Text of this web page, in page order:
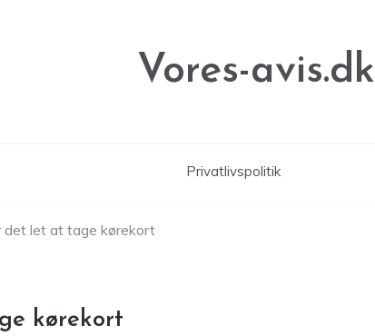
Vores-avis.dk
Privatlivspolitik
det let at tage kørekort
kørekort